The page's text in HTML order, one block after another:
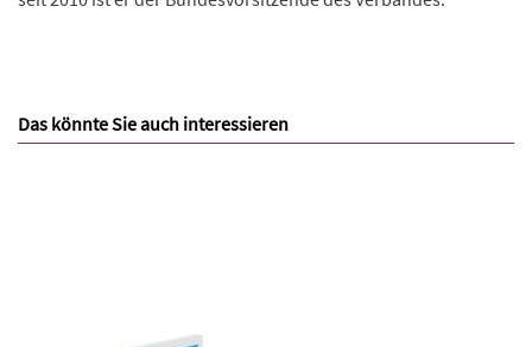
Das könnte Sie auch interessieren